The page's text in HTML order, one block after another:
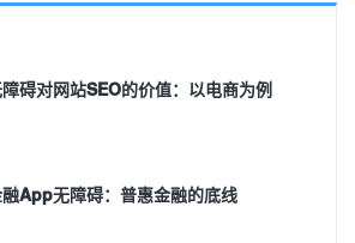
碍对网站SEO的价值：以电商为例
App无障碍：普惠金融的底线